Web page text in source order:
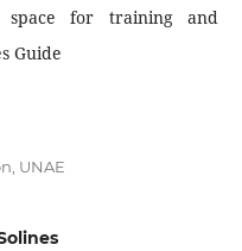
space for training and
Guide
UNAE